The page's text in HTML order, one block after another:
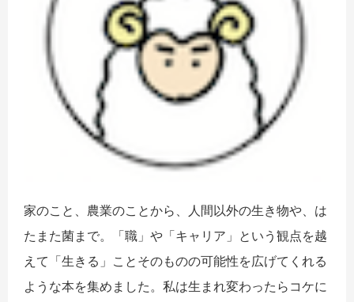
家のこと、農業のことから、人間以外の生き物や、は
たまた菌まで。「職」や「キャリア」という観点を越
えて「生きる」ことそのものの可能性を広げてくれる
ような本を集めました。私は生まれ変わったらコケに